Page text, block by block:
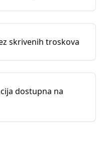
skrivenih troskova
dostupna na